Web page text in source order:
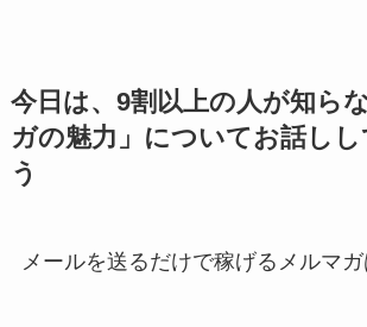
今日は、9割以上の人が知ら
ガの魅力」についてお話しし
う
メールを送るだけで稼げるメルマガ